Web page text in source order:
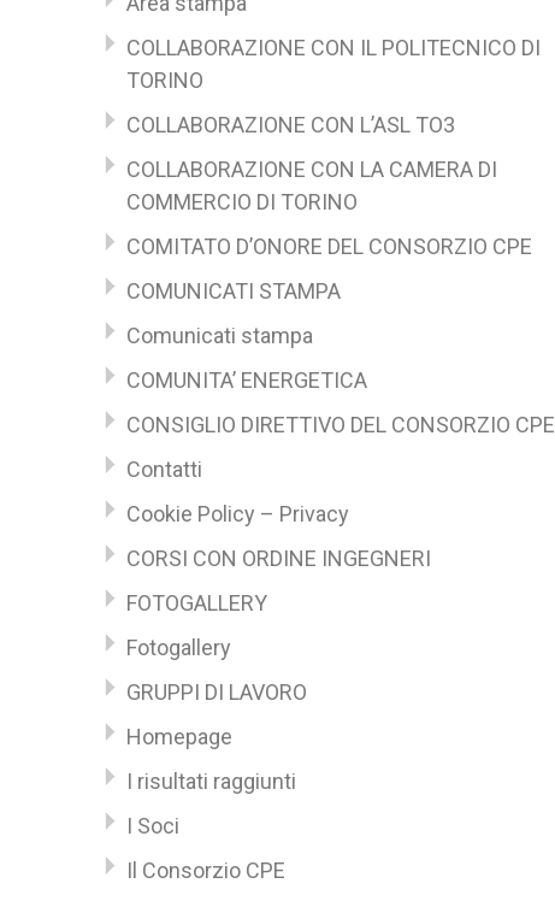
COLLABORAZIONE CON IL POLITECNICO DI
TORINO
COLLABORAZIONE CON L’ASL TO3
COLLABORAZIONE CON LA CAMERA DI
COMMERCIO DI TORINO
COMITATO D’ONORE DEL CONSORZIO CPE
COMUNICATI STAMPA
Comunicati stampa
COMUNITA’ ENERGETICA
CONSIGLIO DIRETTIVO DEL CONSORZIO CPE
Contatti
Cookie Policy – Privacy
CORSI CON ORDINE INGEGNERI
FOTOGALLERY
Fotogallery
GRUPPI DI LAVORO
Homepage
I risultati raggiunti
I Soci
Il Consorzio CPE